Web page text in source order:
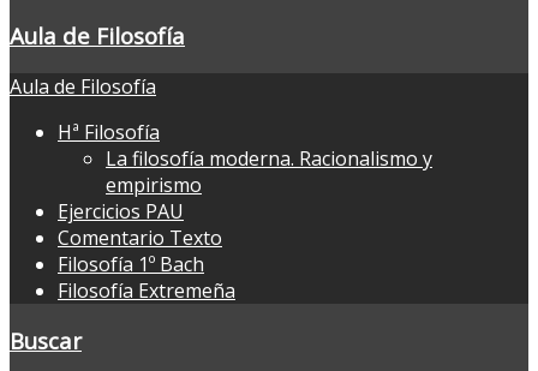
Aula de Filosofía
Aula de Filosofía
Hª Filosofía
La filosofía moderna. Racionalismo y
empirismo
Ejercicios PAU
Comentario Texto
Filosofía 1º Bach
Filosofía Extremeña
Buscar